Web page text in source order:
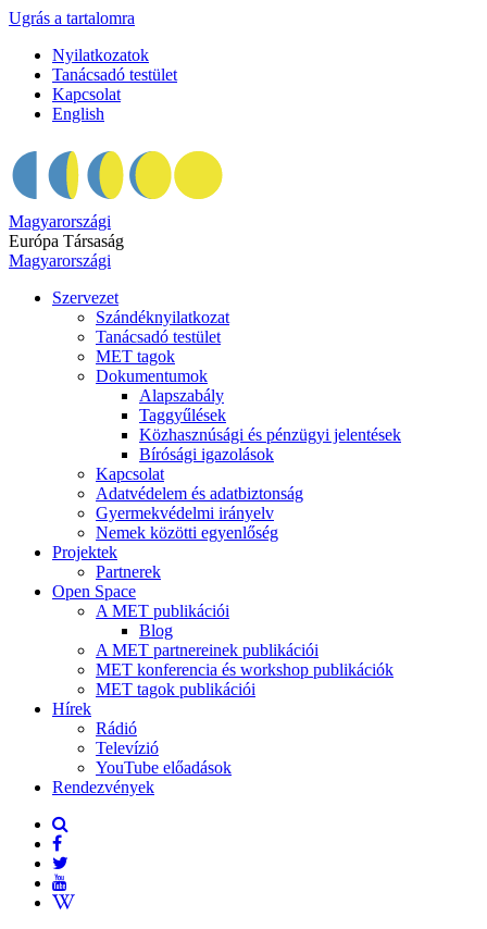
Ugrás a tartalomra
Nyilatkozatok
Tanácsadó testület
Kapcsolat
English
Magyarországi
Európa Társaság
Magyarországi
Szervezet
Szándéknyilatkozat
Tanácsadó testület
MET tagok
Dokumentumok
Alapszabály
Taggyűlések
Közhasznúsági és pénzügyi jelentések
Bírósági igazolások
Kapcsolat
Adatvédelem és adatbiztonság
Gyermekvédelmi irányelv
Nemek közötti egyenlőség
Projektek
Partnerek
Open Space
A MET publikációi
Blog
A MET partnereinek publikációi
MET konferencia és workshop publikációk
MET tagok publikációi
Hírek
Rádió
Televízió
YouTube előadások
Rendezvények